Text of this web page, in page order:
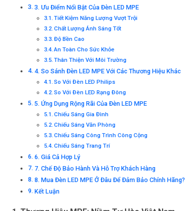
3. Ưu Điểm Nổi Bật Của Đèn LED MPE
Tiết Kiệm Năng Lượng Vượt Trội
Chất Lượng Ánh Sáng Tốt
Độ Bền Cao
An Toàn Cho Sức Khỏe
Thân Thiện Với Môi Trường
4. So Sánh Đèn LED MPE Với Các Thương Hiệu Khác
So Với Đèn LED Philips
So Với Đèn LED Rạng Đông
5. Ứng Dụng Rộng Rãi Của Đèn LED MPE
Chiếu Sáng Gia Đình
Chiếu Sáng Văn Phòng
Chiếu Sáng Công Trình Công Cộng
Chiếu Sáng Trang Trí
6. Giá Cả Hợp Lý
7. Chế Độ Bảo Hành Và Hỗ Trợ Khách Hàng
8. Mua Đèn LED MPE Ở Đâu Để Đảm Bảo Chính Hãng?
Kết Luận